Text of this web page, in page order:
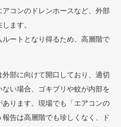
コンのドレンホースなど、外部
ます。
ートとなり得るため、高層階で
部に向けて開口しており、適切
い場合、ゴキブリや蚊が内部を
ります。現場でも「エアコンの
告は高層階でも珍しくなく、ド